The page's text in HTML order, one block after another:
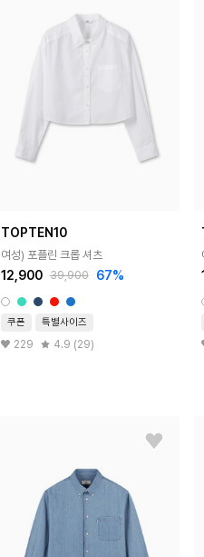
TOPTEN10
여성) 포플린 크롭 셔츠
12,900 39,900 67%
쿠폰 특별사이즈
229 4.9 (29)